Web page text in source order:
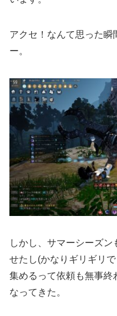
アクセ！なんて思った瞬
ー。
しかし、サマーシーズ
せたし(かなりギリギリ
集めるって依頼も無事終
なってきた。